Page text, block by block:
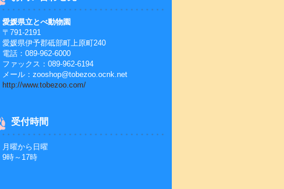
愛媛県立とべ動物園
〒791-2191
愛媛県伊予郡砥部町上原町240
電話：089-962-6000
ファックス：089-962-6194
メール：zooshop@tobezoo.ocnk.net
http://www.tobezoo.com/
受付時間
月曜から日曜
9時～17時